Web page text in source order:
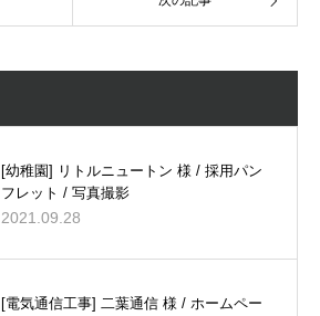
[幼稚園] リトルニュートン 様 / 採用パン
フレット / 写真撮影
2021.09.28
[電気通信工事] 二葉通信 様 / ホームペー